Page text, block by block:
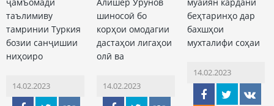
ҷамъомади
таълимиву
тамринии Туркия
бозии санҷишии
ниҳоиро
14.02.2023
Алишер Урунов
шиносоӣ бо
корҳои омодагии
дастаҳои лигаҳои
олӣ ва
14.02.2023
муайян кардани
беҳтаринҳо дар
бахшҳои
мухталифи соҳаи
14.02.2023